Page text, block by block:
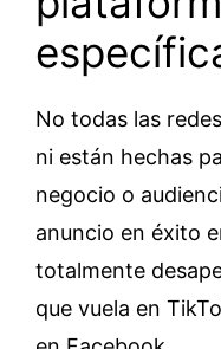
No todas las
ni están hechas
negocio o
anuncio en éxito
totalmente
que vuela en